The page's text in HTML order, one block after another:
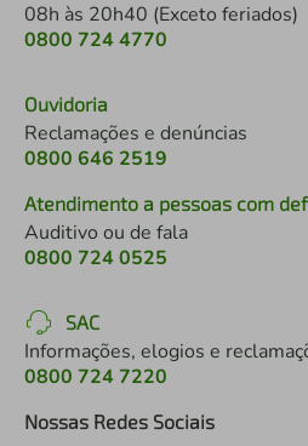
08h às 20h40 (Exceto feriados)
0800 724 4770
Ouvidoria
Reclamações e denúncias
0800 646 2519
Atendimento a pessoas com
Auditivo ou de fala
0800 724 0525
SAC
Informações, elogios e
0800 724 7220
Nossas Redes Sociais